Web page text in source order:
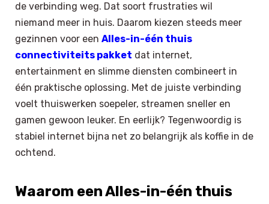
de verbinding weg. Dat soort frustraties wil
niemand meer in huis. Daarom kiezen steeds meer
gezinnen voor een Alles-in-één thuis
connectiviteits pakket dat internet,
entertainment en slimme diensten combineert in
één praktische oplossing. Met de juiste verbinding
voelt thuiswerken soepeler, streamen sneller en
gamen gewoon leuker. En eerlijk? Tegenwoordig is
stabiel internet bijna net zo belangrijk als koffie in de
ochtend.
Waarom een Alles-in-één thuis